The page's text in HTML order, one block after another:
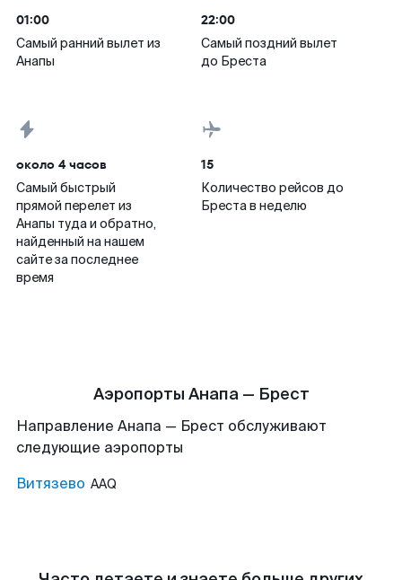
01:00
Самый ранний вылет из
Анапы
22:00
Самый поздний вылет
до Бреста
около 4 часов
Самый быстрый
прямой перелет из
Анапы туда и обратно,
найденный на нашем
сайте за последнее
время
15
Количество рейсов до
Бреста в неделю
Аэропорты Анапа — Брест
Направление Анапа — Брест обслуживают
следующие аэропорты
Витязево AAQ